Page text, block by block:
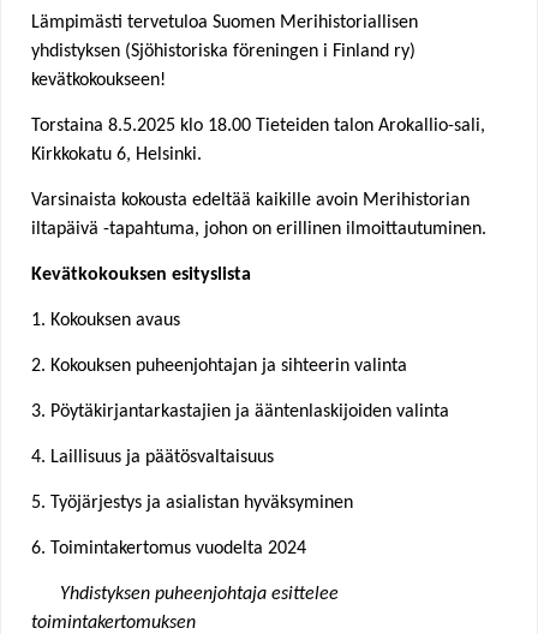
u
r
e
e
r
e
Lämpimästi tervetuloa Suomen Merihistoriallisen
yhdistyksen (Sjöhistoriska föreningen i Finland ry)
kevätkokoukseen!
Torstaina 8.5.2025 klo 18.00 Tieteiden talon Arokallio-sali,
Kirkkokatu 6, Helsinki.
Varsinaista kokousta edeltää kaikille avoin Merihistorian
iltapäivä -tapahtuma, johon on erillinen ilmoittautuminen.
Kevätkokouksen esityslista
1. Kokouksen avaus
2. Kokouksen puheenjohtajan ja sihteerin valinta
3. Pöytäkirjantarkastajien ja ääntenlaskijoiden valinta
4. Laillisuus ja päätösvaltaisuus
5. Työjärjestys ja asialistan hyväksyminen
6. Toimintakertomus vuodelta 2024
Yhdistyksen puheenjohtaja esittelee
toimintakertomuksen